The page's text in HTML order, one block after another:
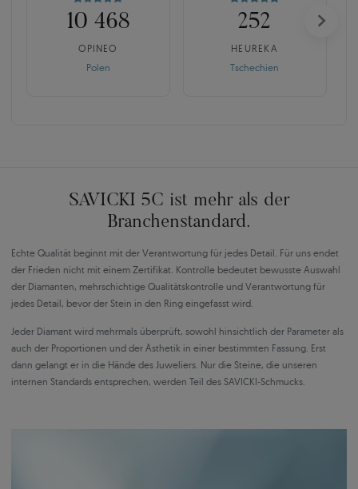
10 468
OPINEO
Polen
252
HEUREKA
Tschechien
SAVICKI 5C ist mehr als der
Branchenstandard.
Echte Qualität beginnt mit der Verantwortung für jedes Detail. Für uns endet
der Frieden nicht mit einem Zertifikat. Kontrolle bedeutet bewusste Auswahl
der Diamanten, mehrschichtige Qualitätskontrolle und Verantwortung für
jedes Detail, bevor der Stein in den Ring eingefasst wird.
Jeder Diamant wird mehrmals überprüft, sowohl hinsichtlich der Parameter als
auch der Proportionen und der Ästhetik in einer bestimmten Fassung. Erst
dann gelangt er in die Hände des Juweliers. Nur die Steine, die unseren
internen Standards entsprechen, werden Teil des SAVICKI-Schmucks.